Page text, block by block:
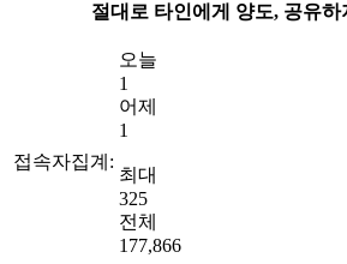
절대로 타인에게 양도, 공유하
접속자집계:
오늘
1
어제
1
최대
325
전체
177,866